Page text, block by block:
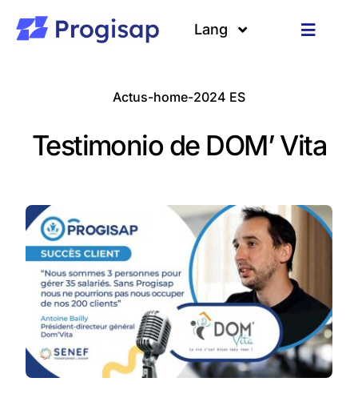
contenu
Toggle
Ressources
Lang
Actus-home-2024 ES
Testimonio de DOM’ Vita